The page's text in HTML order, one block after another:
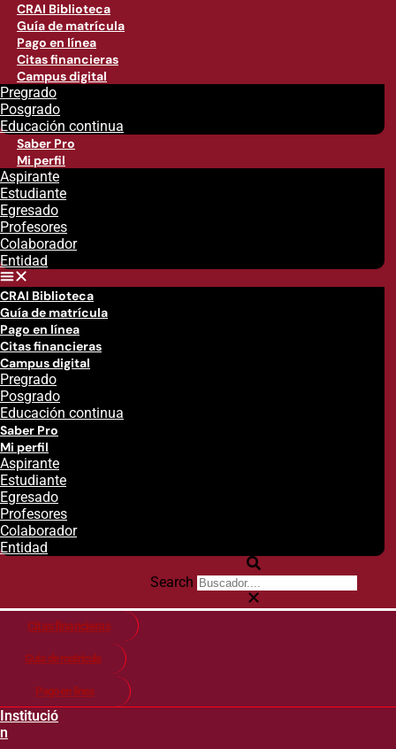
CRAI Biblioteca
Guía de matrícula
Pago en línea
Citas financieras
Campus digital
Pregrado
Posgrado
Educación continua
Saber Pro
Mi perfil
Aspirante
Estudiante
Egresado
Profesores
Colaborador
Entidad
CRAI Biblioteca
Guía de matrícula
Pago en línea
Citas financieras
Campus digital
Pregrado
Posgrado
Educación continua
Saber Pro
Mi perfil
Aspirante
Estudiante
Egresado
Profesores
Colaborador
Entidad
Search
Citas financieras
Guía de matricula
Pago en línea
Institució
n